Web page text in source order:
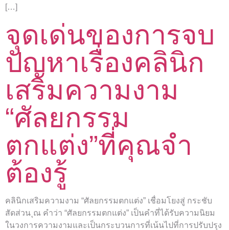
[…]
จุดเด่นของการจบ
ปัญหาเรื่องคลินิก
เสริมความงาม
“ศัลยกรรม
ตกแต่ง”ที่คุณจำ
ต้องรู้
คลินิกเสริมความงาม “ศัลยกรรมตกแต่ง” เชื่อมโยงสู่ กระชับ
สัดส่วน ุณ คำว่า “ศัลยกรรมตกแต่ง” เป็นคำที่ได้รับความนิยม
ในวงการความงามและเป็นกระบวนการที่เน้นไปที่การปรับปรุง